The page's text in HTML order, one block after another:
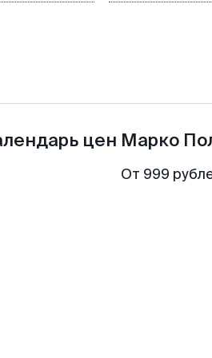
цен Марко
От 999